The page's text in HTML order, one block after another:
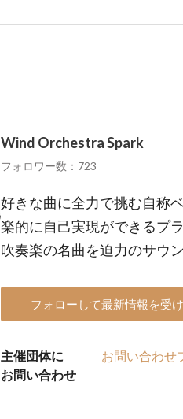
Wind Orchestra Spark
フォロワー数：723
好きな曲に全力で挑む自称
楽的に自己実現ができるプ
吹奏楽の名曲を迫力のサウ
フォローして最新情報を受
主催団体に
お問い合わせ
お問い合わせ